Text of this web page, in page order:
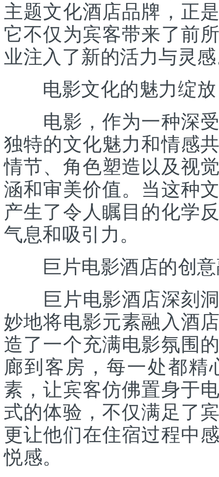
主题文化酒店品牌，正
它不仅为宾客带来了前
业注入了新的活力与灵
电影文化的魅力绽放
电影，作为一种深受
独特的文化魅力和情感
情节、角色塑造以及视
涵和审美价值。当这种
产生了令人瞩目的化学
气息和吸引力。
巨片电影酒店的创意
巨片电影酒店深刻洞
妙地将电影元素融入酒
造了一个充满电影氛围
廊到客房，每一处都精
素，让宾客仿佛置身于
式的体验，不仅满足了
更让他们在住宿过程中
悦感。